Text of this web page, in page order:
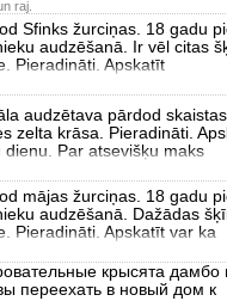
raj.
Sfinks žurciņas. 18 gadu
audzēšanā. Ir vēl citas
Pieradināti. Apskatīt
audzētava pārdod
zelta krāsa. Pieradināti.
dienu. Par atsevišķu maks
mājas žurciņas. 18 gadu
audzēšanā. Dažādas
Pieradināti. Apskatīt var ka
крысята дамбо
переехать в новый дом к